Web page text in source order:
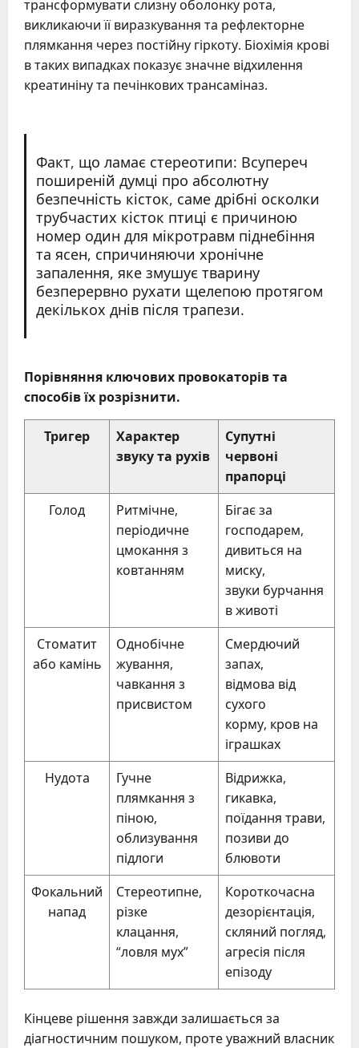
трансформувати слизну оболонку рота,
викликаючи її виразкування та рефлекторне
плямкання через постійну гіркоту. Біохімія крові
в таких випадках показує значне відхилення
креатиніну та печінкових трансаміназ.
Факт, що ламає стереотипи: Всупереч
поширеній думці про абсолютну
безпечність кісток, саме дрібні осколки
трубчастих кісток птиці є причиною
номер один для мікротравм піднебіння
та ясен, спричиняючи хронічне
запалення, яке змушує тварину
безперервно рухати щелепою протягом
декількох днів після трапези.
Порівняння ключових провокаторів та
способів їх розрізнити.
Тригер
Характер
звуку та рухів
Супутні
червоні
прапорці
Голод
Ритмічне,
періодичне
цмокання з
ковтанням
Бігає за
господарем,
дивиться на
миску,
звуки бурчання
в животі
Стоматит
або камінь
Однобічне
жування,
чавкання з
присвистом
Смердючий
запах,
відмова від
сухого
корму, кров на
іграшках
Нудота
Гучне
плямкання з
піною,
облизування
підлоги
Відрижка,
гикавка,
поїдання трави,
позиви до
блювоти
Фокальний
напад
Стереотипне,
різке
клацання,
“ловля мух”
Короткочасна
дезорієнтація,
скляний погляд,
агресія після
епізоду
Кінцеве рішення завжди залишається за
діагностичним пошуком, проте уважний власник